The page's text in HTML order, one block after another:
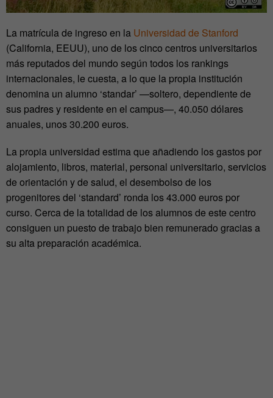
La matrícula de ingreso en la Universidad de Stanford
(California, EEUU), uno de los cinco centros universitarios
más reputados del mundo según todos los rankings
internacionales, le cuesta, a lo que la propia institución
denomina un alumno ‘standar’ —soltero, dependiente de
sus padres y residente en el campus—, 40.050 dólares
anuales, unos 30.200 euros.
La propia universidad estima que añadiendo los gastos por
alojamiento, libros, material, personal universitario, servicios
de orientación y de salud, el desembolso de los
progenitores del ‘standard’ ronda los 43.000 euros por
curso. Cerca de la totalidad de los alumnos de este centro
consiguen un puesto de trabajo bien remunerado gracias a
su alta preparación académica.